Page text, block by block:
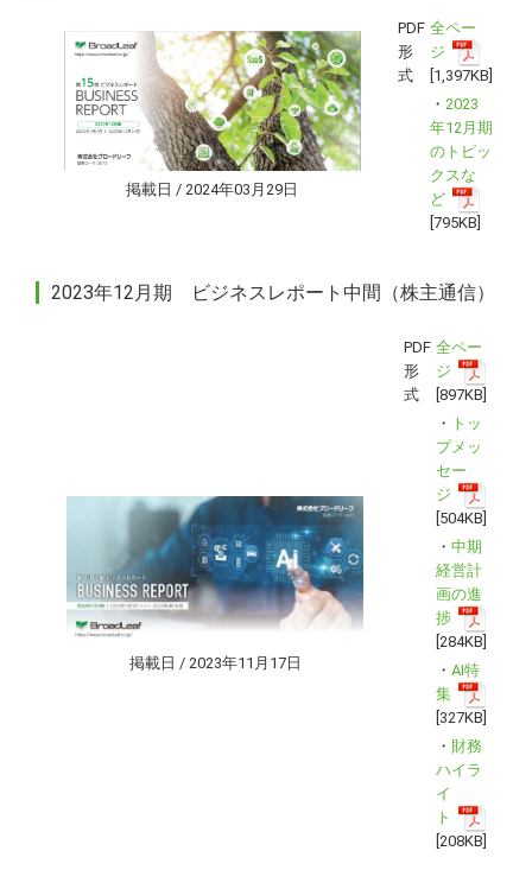
掲載日 / 2024年03月29日
PDF
形
式
全ペー
ジ
[1,397KB]
・ 2023
年12月期
のトピッ
クスな
ど
[795KB]
2023年12月期 ビジネスレポート中間（株主通信）
掲載日 / 2023年11月17日
PDF
形
式
全ペー
ジ
[897KB]
・ トッ
プメッ
セー
ジ
[504KB]
・ 中期
経営計
画の進
捗
[284KB]
・ AI特
集
[327KB]
・ 財務
ハイラ
イ
ト
[208KB]